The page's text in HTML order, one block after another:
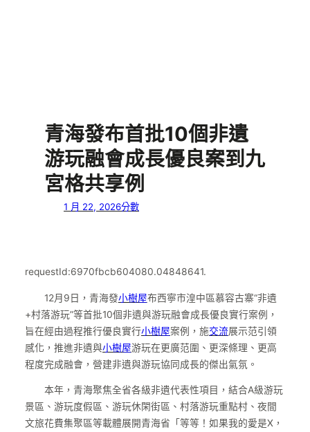
青海發布首批10個非遺
游玩融會成長優良案到九
宮格共享例
1 月 22, 2026分數
requestId:6970fbcb604080.04848641.
12月9日，青海發小樹屋布西寧市湟中區慕容古寨“非遺
+村落游玩”等首批10個非遺與游玩融會成長優良實行案例，
旨在經由過程推行優良實行小樹屋案例，施交流展示范引領
感化，推進非遺與小樹屋游玩在更廣范圍、更深條理、更高
程度完成融會，營建非遺與游玩協同成長的傑出氣氛。
本年，青海聚焦全省各級非遺代表性項目，結合A級游玩
景區、游玩度假區、游玩休閑街區、村落游玩重點村、夜間
文旅花費集聚區等載體展開青海省「等等！如果我的愛是X，